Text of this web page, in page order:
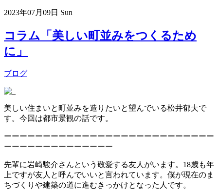
2023年07月09日 Sun
コラム「美しい町並みをつくるため
に」
ブログ
美しい住まいと町並みを造りたいと望んでいる松井郁夫で
す。今回は都市景観の話です。
ーーーーーーーーーーーーーーーーーーーーーーーーーーー
ーーーーーーーーーーーーーー
先輩に岩崎駿介さんという敬愛する友人がいます。18歳も年
上ですが友人と呼んでいいと言われています。僕が現在のま
ちづくりや建築の道に進むきっかけとなった人です。